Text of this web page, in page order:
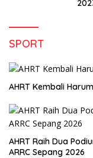
SPORT
AHRT Kembali
AHRT Raih Dua
ARRC Sepang 2026